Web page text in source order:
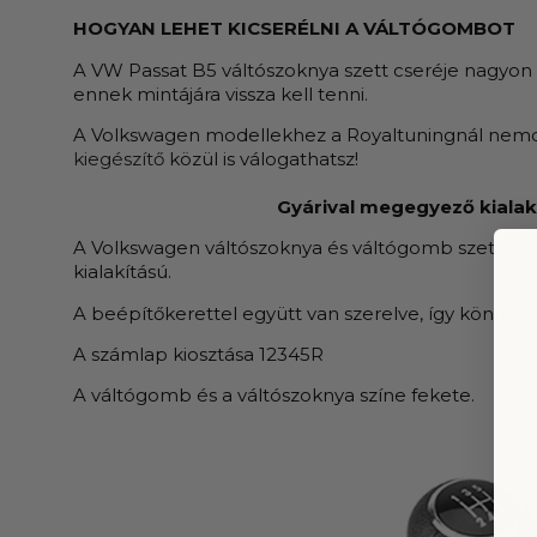
HOGYAN LEHET KICSERÉLNI A VÁLTÓGOMBOT
A VW Passat B5 váltószoknya szett cseréje
ennek mintájára vissza kell tenni.
A Volkswagen modellekhez a Royaltuningnál
kiegészítő közül is válogathatsz!
Gyárival megegyező
A Volkswagen váltószoknya és váltógomb szett a
kialakítású.
A beépítőkerettel együtt van szerelve, így könnyen
A számlap kiosztása 12345R
A váltógomb és a váltószoknya színe fekete.